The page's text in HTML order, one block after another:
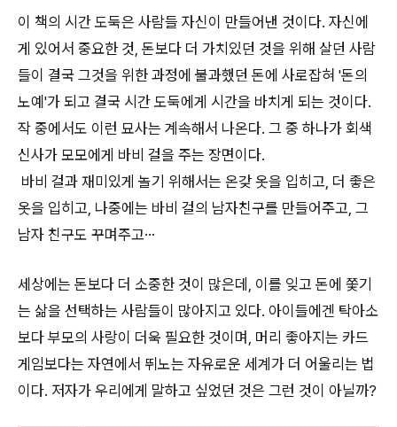
이 책의 시간 도둑은 사람들 자신이 만들어낸 것이다. 자신에
게 있어서 중요한 것, 돈보다 더 가치있던 것을 위해 살던 사람
들이 결국 그것을 위한 과정에 불과했던 돈에 사로잡혀 '돈의
노예'가 되고 결국 시간 도둑에게 시간을 바치게 되는 것이다.
작 중에서도 이런 묘사는 계속해서 나온다. 그 중 하나가 회색
신사가 모모에게 바비 걸을 주는 장면이다.
바비 걸과 재미있게 놀기 위해서는 온갖 옷을 입히고, 더 좋은
옷을 입히고, 나중에는 바비 걸의 남자친구를 만들어주고, 그
남자 친구도 꾸며주고…
세상에는 돈보다 더 소중한 것이 많은데, 이를 잊고 돈에 쫓기
는 삶을 선택하는 사람들이 많아지고 있다. 아이들에겐 탁아소
보다 부모의 사랑이 더욱 필요한 것이며, 머리 좋아지는 카드
게임보다는 자연에서 뛰노는 자유로운 세계가 더 어울리는 법
이다. 저자가 우리에게 말하고 싶었던 것은 그런 것이 아닐까?